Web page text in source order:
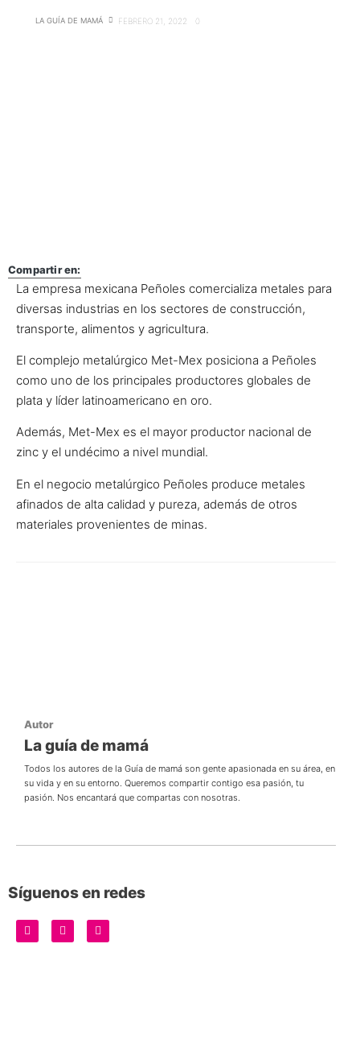
LA GUÍA DE MAMÁ FEBRERO 21, 2022 0
Compartir en:
La empresa mexicana Peñoles comercializa metales para
diversas industrias en los sectores de construcción,
transporte, alimentos y agricultura.
El complejo metalúrgico Met-Mex posiciona a Peñoles
como uno de los principales productores globales de
plata y líder latinoamericano en oro.
Además, Met-Mex es el mayor productor nacional de
zinc y el undécimo a nivel mundial.
En el negocio metalúrgico Peñoles produce metales
afinados de alta calidad y pureza, además de otros
materiales provenientes de minas.
Autor
La guía de mamá
Todos los autores de la Guía de mamá son gente apasionada en su área, en
su vida y en su entorno. Queremos compartir contigo esa pasión, tu
pasión. Nos encantará que compartas con nosotras.
Síguenos en redes